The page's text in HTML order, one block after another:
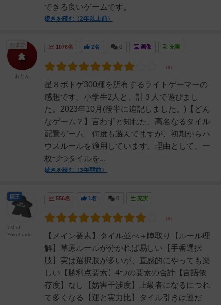
できる良いゲームです。
続きを読む（2年以上前）
1076名 2名 0 画像 充実
星８ボドゲ300種を所有するライトゲーマーの
感想です。小学生2人と、計３人で遊びまし
た。2023年10月(後半に追記しました。)【どん
なゲーム？】言わずと知れた、高名なるタイル
配置ゲーム。何度も遊んでますが、初期からハ
ウスルールを適用しています。理由として、一
枚づつタイルを...
続きを読む（3年弱前）
おとん
556名 1名 0 充実
【メイン要素】タイル並べ＋陣取り【ルール理
解】草原ルールが分かれば易しい【手番選択
肢】実は選択肢が多いが、直感的にやっても楽
しい【勝利点要素】4つの要素の合計【言語依
存度】なし【妨害干渉度】上級者になるにつれ
て多くなる【運と実力比】タイル引きは運だ
国王
TM of
Yokohama